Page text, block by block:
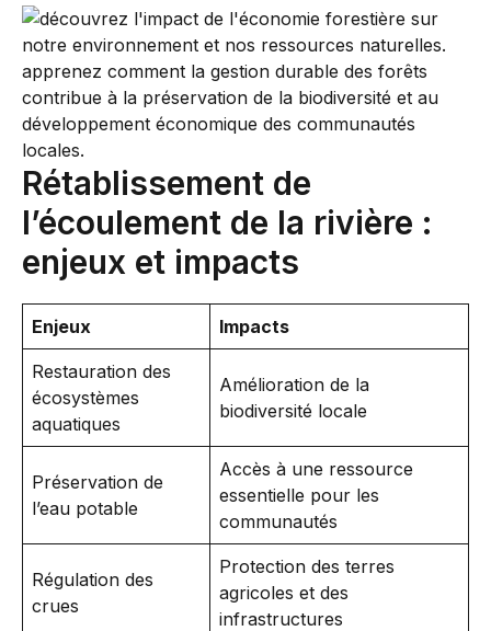
Rétablissement de
l’écoulement de la rivière :
enjeux et impacts
Enjeux Impacts
Restauration des
écosystèmes
aquatiques
Amélioration de la
biodiversité locale
Préservation de
l’eau potable
Accès à une ressource
essentielle pour les
communautés
Régulation des
crues
Protection des terres
agricoles et des
infrastructures